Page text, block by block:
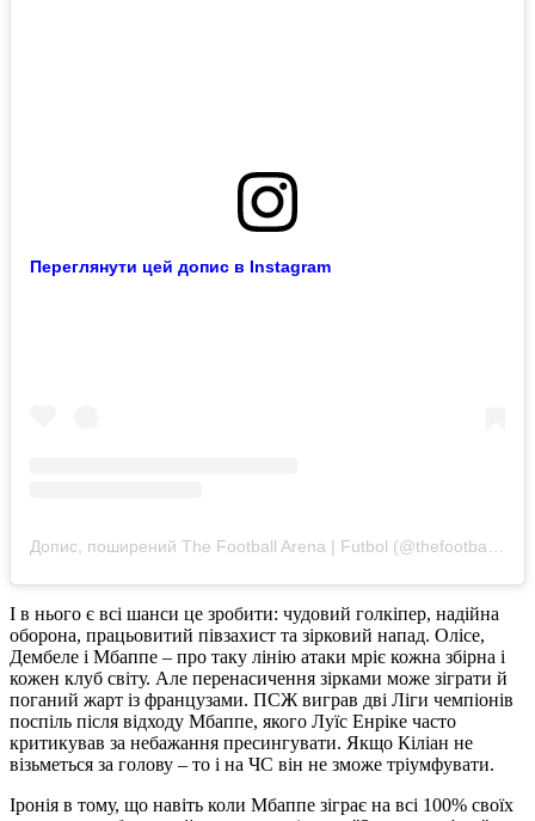
Переглянути цей допис в Instagram
Допис, поширений The Football Arena | Futbol (@thefootballarena)
І в нього є всі шанси це зробити: чудовий голкіпер, надійна
оборона, працьовитий півзахист та зірковий напад. Олісе,
Дембеле і Мбаппе – про таку лінію атаки мріє кожна збірна і
кожен клуб світу. Але перенасичення зірками може зіграти й
поганий жарт із французами. ПСЖ виграв дві Ліги чемпіонів
поспіль після відходу Мбаппе, якого Луїс Енріке часто
критикував за небажання пресингувати. Якщо Кіліан не
візьметься за голову – то і на ЧС він не зможе тріумфувати.
Іронія в тому, що навіть коли Мбаппе зіграє на всі 100% своїх